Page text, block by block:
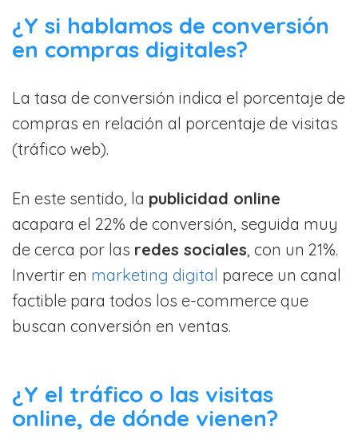
¿Y si hablamos de conversión
en compras digitales?
La tasa de conversión indica el porcentaje de
compras en relación al porcentaje de visitas
(tráfico web).
En este sentido, la publicidad online
acapara el 22% de conversión, seguida muy
de cerca por las redes sociales , con un 21%.
Invertir en marketing digital parece un canal
factible para todos los e-commerce que
buscan conversión en ventas.
¿Y el tráfico o las visitas
online, de dónde vienen?